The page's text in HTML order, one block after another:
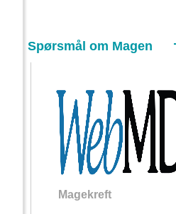
Spørsmål om Magen
Magekreft